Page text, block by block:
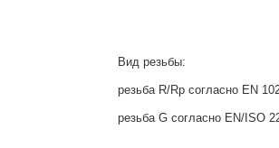
Вид резьбы:
резьба R/Rp согласно EN
резьба G согласно EN/ISO